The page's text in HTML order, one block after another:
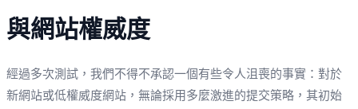
與網站權威度
經過多次測試，我們不得不承認一個有些令人沮喪的事實：對於
新網站或低權威度網站，無論採用多麼激進的提交策略，其初始